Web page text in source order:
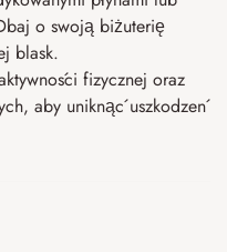
o swoją biżuterię
blask.
fizycznej oraz
aby uniknąć uszkodzeń